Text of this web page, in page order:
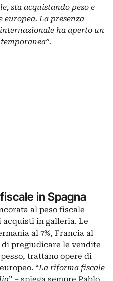
sta acquistando peso e
La presenza
ha aperto un
in Spagna
al peso fiscale
acquisti in galleria. Le
al 7%, Francia al
di pregiudicare le vendite
trattano opere di
“La riforma fiscale